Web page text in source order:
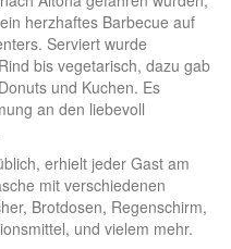
herzhaftes Barbecue auf
Serviert wurde
bis vegetarisch, dazu gab
und Kuchen. Es
an den liebevoll
erhielt jeder Gast am
mit verschiedenen
Brotdosen, Regenschirm,
und vielem mehr.